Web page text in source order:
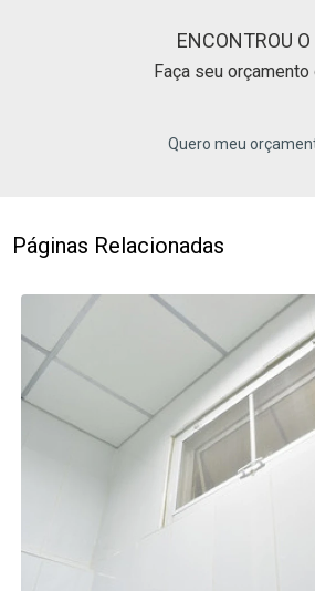
ENCONTROU O
Faça seu
Quero meu
Páginas Relacionadas